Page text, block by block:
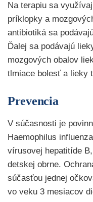
Na terapiu sa
príklopky a
antibiotiká sa
Ďalej sa podávajú
mozgových obalov
tlmiace bolesť a lieky
Prevencia
V súčasnosti je
Haemophilus
vírusovej hepatitíde
detskej obrne.
súčasťou jednej
vo veku 3 mesiacov